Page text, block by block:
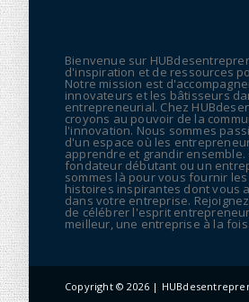
Bienvenue sur
d'inspiration et de ressources
Notre mission est
innovateurs et les bâtisseurs
entrepreneurial. Chez
croyons au pouvoir de la
l'innovation. Nous sommes
d'un espace où les
apprendre et grandir ensemble.
fondateur débutant ou un
sommes là pour vous fournir
histoires inspirantes dont vous
dans votre entreprise.
de célébrer l'esprit
meilleur, une entreprise à la fois.
Copyright ©2026 |